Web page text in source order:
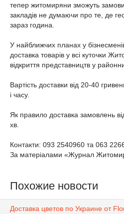
тепер житомиряни зможуть
закладів не думаючи про те, де
зараз година.
У найближчих планах у
доставка товарів у всі куточки
відкриття представництв у
Вартість доставки від 20-40
і часу.
Як правило доставка замовлень
хв.
Контакти: 093 2540960 та 063
За матеріалами «Журнал
Похожие новости
Доставка цветов по Украине от